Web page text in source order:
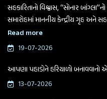
સહકારિતાનો વિશ્વાસ, “સોનાર
સમારોહમાં માનનીય કેન્દ્રીય ગૃહ અને
ગુજરાત વિધાનસભાના માનનીય
ચૌધરી
Read more
19-07-2026
આપણા પહાડોને હરિયાળો બનાવવાનો
13-07-2026